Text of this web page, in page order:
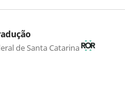
de Santa Catarina